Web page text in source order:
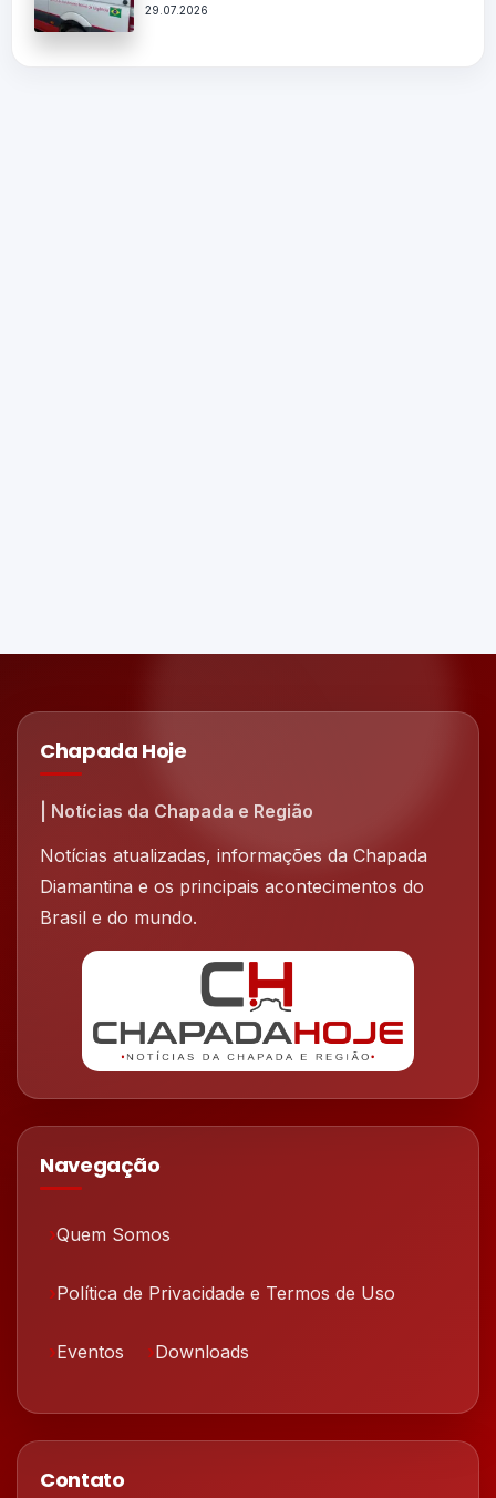
29.07.2026
Chapada Hoje
| Notícias da Chapada e Região
Notícias atualizadas, informações da Chapada
Diamantina e os principais acontecimentos do
Brasil e do mundo.
Navegação
Quem Somos
Política de Privacidade e Termos de Uso
Eventos Downloads
Contato